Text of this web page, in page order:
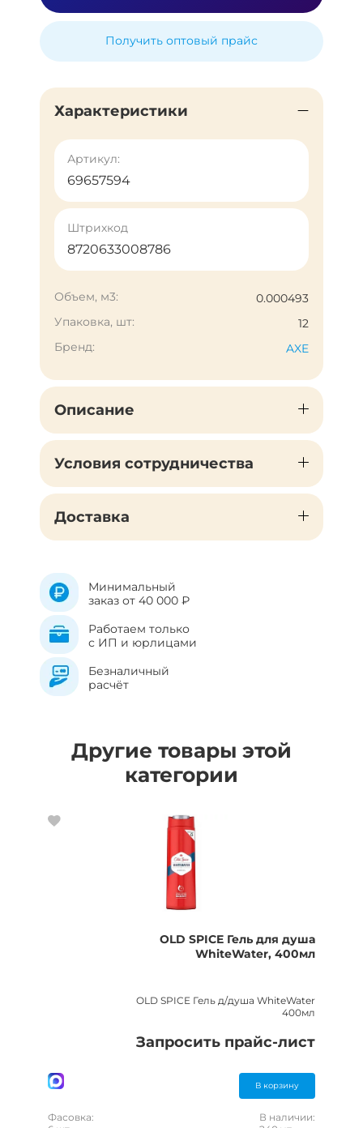
Получить оптовый прайс
Характеристики
Артикул:
69657594
Штрихкод
8720633008786
Объем, м3:
0.000493
Упаковка, шт:
12
Бренд:
AXE
Описание
Условия сотрудничества
Доставка
Минимальный
заказ от 40 000 ₽
Работаем только
с ИП и юрлицами
Безналичный
расчёт
Другие товары этой
категории
OLD SPICE Гель для душа
WhiteWater, 400мл
OLD SPICE Гель д/душа WhiteWater
400мл
Запросить прайс-лист
В корзину
Фасовка:
В наличии: